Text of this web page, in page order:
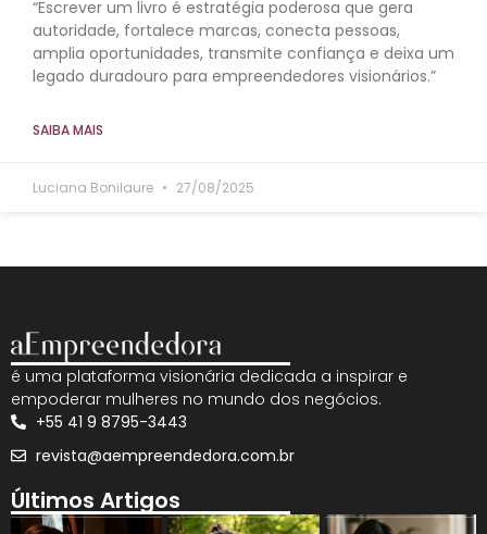
“Escrever um livro é estratégia poderosa que gera
autoridade, fortalece marcas, conecta pessoas,
amplia oportunidades, transmite confiança e deixa um
legado duradouro para empreendedores visionários.”
SAIBA MAIS
Luciana Bonilaure 27/08/2025
é uma plataforma visionária dedicada a inspirar e
empoderar mulheres no mundo dos negócios.
+55 41 9 8795-3443
revista@aempreendedora.com.br
Últimos Artigos